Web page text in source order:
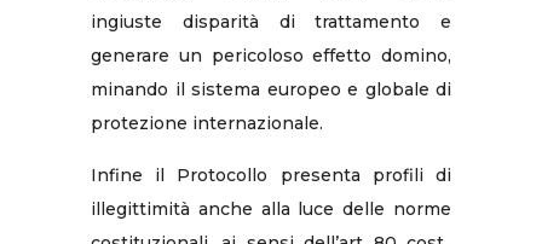
ingiuste disparità di trattamento e
generare un pericoloso effetto domino,
minando il sistema europeo e globale di
protezione internazionale.
Infine il Protocollo presenta profili di
illegittimità anche alla luce delle norme